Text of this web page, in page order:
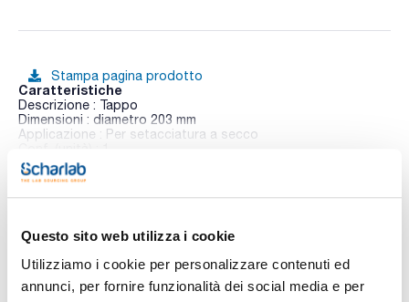
Questo sito web utilizza i cookie
Utilizziamo i cookie per personalizzare contenuti ed
annunci, per fornire funzionalità dei social media e per
Stampa pagina prodotto
Caratteristiche
Descrizione : Tappo
Dimensioni : diametro 203 mm
Applicazione : Per setacciatura a secco
Per setacci da 200-203 mm di diametro.
- Tecnologia di ultima generazione con setacciatura
- Facilità d'uso: sistema di chiusura e sicurezza 'cisa-
- Raccomandata per materiali di densità >0,8 g/cm3;
Documentazione tecnica
TDS / Scheda tecnica
COA